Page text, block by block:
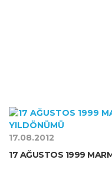
17.08.2012
17 AĞUSTOS 1999